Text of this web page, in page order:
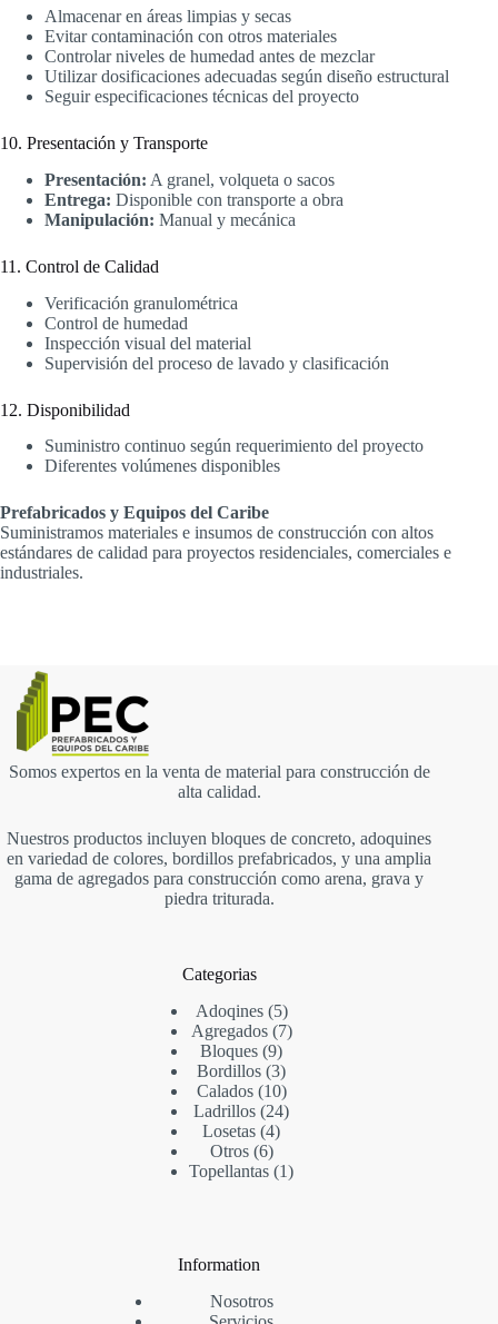
Almacenar en áreas limpias y secas
Evitar contaminación con otros materiales
Controlar niveles de humedad antes de mezclar
Utilizar dosificaciones adecuadas según diseño estructural
Seguir especificaciones técnicas del proyecto
10. Presentación y Transporte
Presentación: A granel, volqueta o sacos
Entrega: Disponible con transporte a obra
Manipulación: Manual y mecánica
11. Control de Calidad
Verificación granulométrica
Control de humedad
Inspección visual del material
Supervisión del proceso de lavado y clasificación
12. Disponibilidad
Suministro continuo según requerimiento del proyecto
Diferentes volúmenes disponibles
Prefabricados y Equipos del Caribe
Suministramos materiales e insumos de construcción con altos
estándares de calidad para proyectos residenciales, comerciales e
industriales.
Somos expertos en la venta de material para construcción de
alta calidad.
Nuestros productos incluyen bloques de concreto, adoquines
en variedad de colores, bordillos prefabricados, y una amplia
gama de agregados para construcción como arena, grava y
piedra triturada.
Categorias
Adoqines 5
Agregados 7
Bloques 9
Bordillos 3
Calados 10
Ladrillos 24
Losetas 4
Otros 6
Topellantas 1
Information
Nosotros